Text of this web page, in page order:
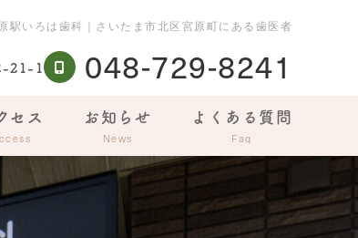
駅いろは歯科｜さいたま市北区宮原町にある歯医者
21-1 048-729-8241
セス お知らせ
News
よくある質問
Faq